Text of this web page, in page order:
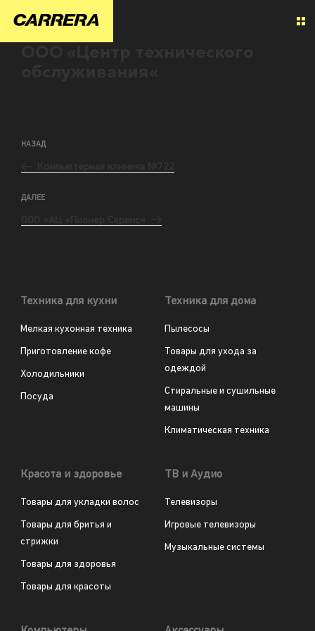
НАЗАД
ДАЛЕЕ
Техника для кухни
Мелкая кухонная техника
Приготовление кофе
Холодильники
Посуда
Техника для дома
Пылесосы
Товары для ухода за
одеждой
Стиральные и сушильные
машины
Климатическая техника
Красота и здоровье
Товары для укладки волос
Товары для бритья и
стрижки
Товары для здоровья
Товары для красоты
ТВ и Аудио
Телевизоры
Игровые телевизоры
Музыкальные системы